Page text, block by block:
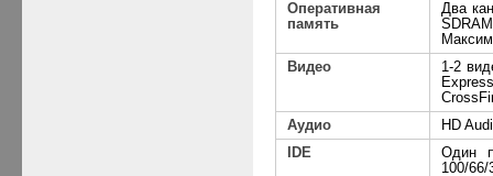
Оперативная
память
Два
Видео
1-2
Аудио
HD
IDE
Один
100/66/